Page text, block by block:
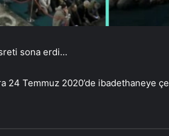
sona erdi…
24 Temmuz 2020’de ibadethaneye